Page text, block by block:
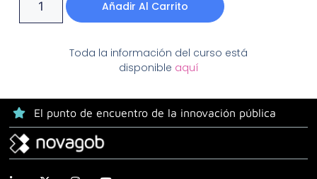
Añadir Al Carrito
Toda la información del curso está
disponible aquí
El punto de encuentro de la innovación pública